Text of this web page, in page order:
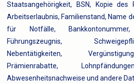
Staatsangehörigkeit, BSN, Kopie des
Arbeitserlaubnis, Familienstand, Name
für Notfälle, Bankkontonummer,
Führungszeugnis,
Nebentätigkeiten,
Prämienrabatte,
Abwesenheitsnachweise und andere